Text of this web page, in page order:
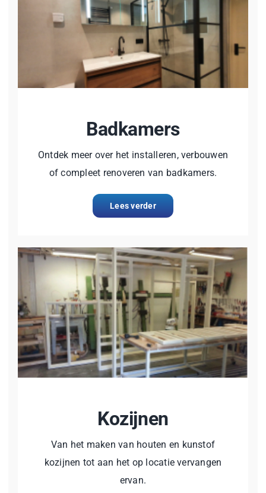
Badkamers
Ontdek meer over het installeren, verbouwen
of compleet renoveren van badkamers.
Lees verder
Kozijnen
Van het maken van houten en kunstof
kozijnen tot aan het op locatie vervangen
ervan.